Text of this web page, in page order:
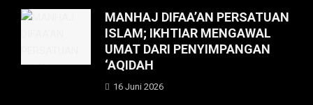
MANHAJ DIFAA’AN PERSATUAN
ISLAM; IKHTIAR MENGAWAL
UMAT DARI PENYIMPANGAN
‘AQIDAH
16 Juni 2026